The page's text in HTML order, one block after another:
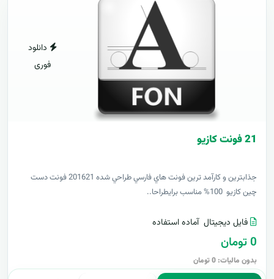
دانلود
فوری
21 فونت کازيو
جذابترين و کارآمد ترين فونت هاي فارسي طراحي شده 201621 فونت دست
چين کازيو 100% مناسب برايطراحا..
فایل دیجیتال آماده استفاده
0 تومان
بدون مالیات: 0 تومان